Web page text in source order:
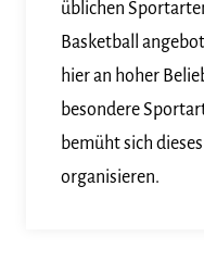
üblichen
Basketball
hier an hoher
besondere
bemüht sich
organisieren.